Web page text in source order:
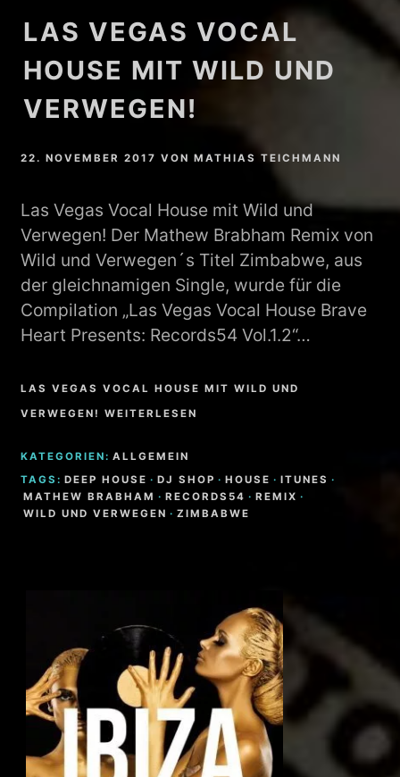
LAS VEGAS VOCAL
HOUSE MIT WILD UND
VERWEGEN!
22. NOVEMBER 2017 VONMATHIAS TEICHMANN
Las Vegas Vocal House mit Wild und
Verwegen! Der Mathew Brabham Remix von
Wild und Verwegen´s Titel Zimbabwe, aus
der gleichnamigen Single, wurde für die
Compilation „Las Vegas Vocal House Brave
Heart Presents: Records54 Vol.1.2“…
LAS VEGAS VOCAL HOUSE MIT WILD UND
VERWEGEN! WEITERLESEN
KATEGORIEN: ALLGEMEIN
TAGS: DEEP HOUSE · DJ SHOP · HOUSE · ITUNES ·
MATHEW BRABHAM · RECORDS54 · REMIX ·
WILD UND VERWEGEN · ZIMBABWE